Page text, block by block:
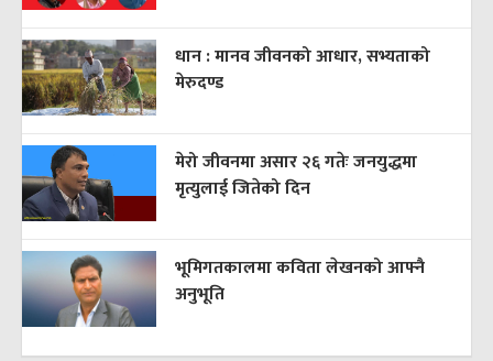
धान : मानव जीवनको आधार, सभ्यताको
मेरुदण्ड
मेरो जीवनमा असार २६ गतेः जनयुद्धमा
मृत्युलाई जितेको दिन
भूमिगतकालमा कविता लेखनको आफ्नै
अनुभूति